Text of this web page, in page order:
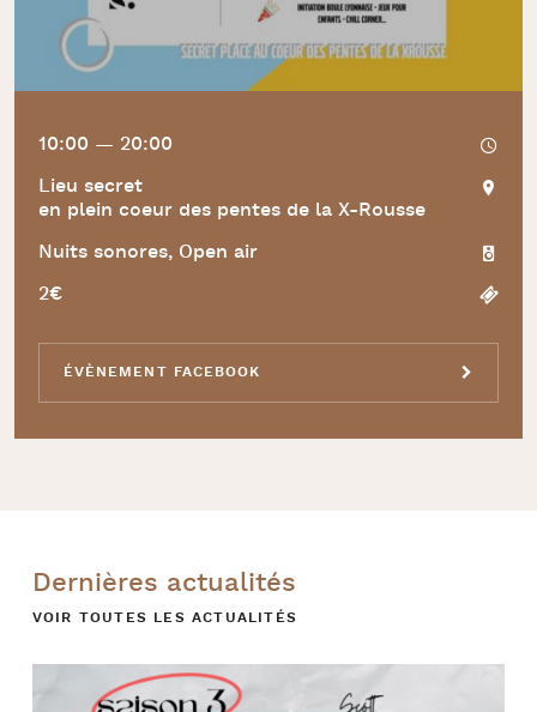
10:00 — 20:00
Lieu secret
en plein coeur des pentes de la X-Rousse
Nuits sonores, Open air
2€
ÉVÈNEMENT FACEBOOK
Dernières actualités
VOIR TOUTES LES ACTUALITÉS